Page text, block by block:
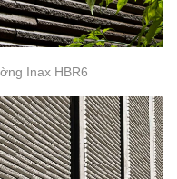
Inax HBR6